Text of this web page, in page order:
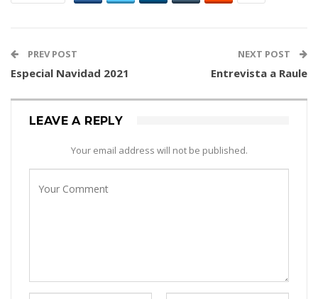
PREV POST
Especial Navidad 2021
NEXT POST
Entrevista a Raule
LEAVE A REPLY
Your email address will not be published.